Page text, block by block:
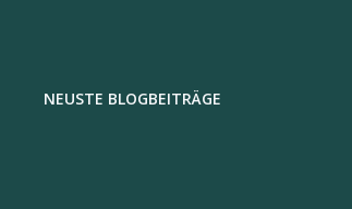
NEUSTE BLOGBEITRÄGE